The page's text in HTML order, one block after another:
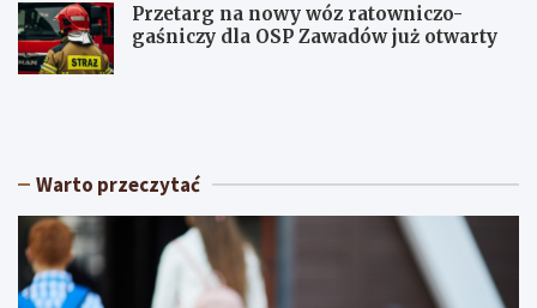
Przetarg na nowy wóz ratowniczo-
gaśniczy dla OSP Zawadów już otwarty
U
w
ó
d
k
Z
w
m
i
Warto przeczytać